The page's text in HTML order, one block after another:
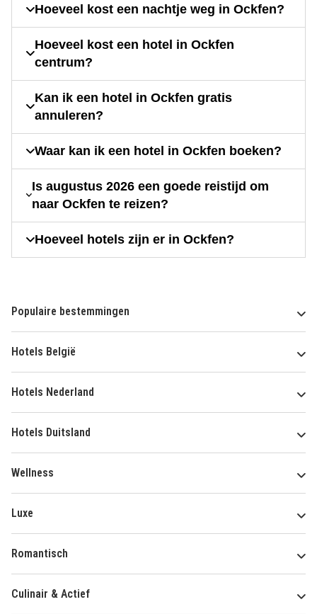
Hoeveel kost een nachtje weg in Ockfen?
Hoeveel kost een hotel in Ockfen
centrum?
Kan ik een hotel in Ockfen gratis
annuleren?
Waar kan ik een hotel in Ockfen boeken?
Is augustus 2026 een goede reistijd om
naar Ockfen te reizen?
Hoeveel hotels zijn er in Ockfen?
Populaire bestemmingen
Hotels België
Hotels Nederland
Hotels Duitsland
Wellness
Luxe
Romantisch
Culinair & Actief